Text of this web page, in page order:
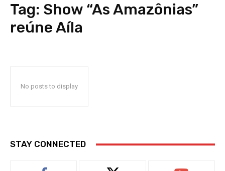
Tag: Show “As Amazônias”
reúne Aíla
No posts to display
STAY CONNECTED